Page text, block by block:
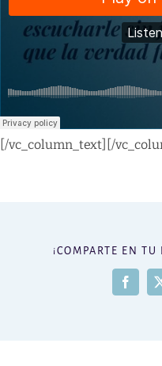
[/vc_column_text][/
¡COMPARTE EN